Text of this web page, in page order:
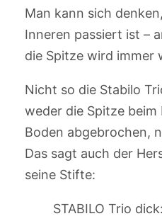
Man kann sich
Inneren passiert ist –
die Spitze wird immer
Nicht so die Stabilo
weder die Spitze beim
Boden abgebrochen,
Das sagt auch der
seine Stifte:
STABILO Trio